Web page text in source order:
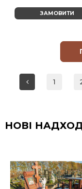
ЗАМОВИТИ
1
НОВІ